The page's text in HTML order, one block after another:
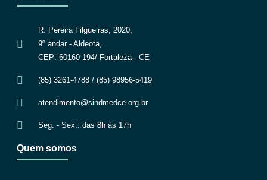
R. Pereira Filgueiras, 2020,
9º andar - Aldeota,
CEP: 60160-194/ Fortaleza - CE
(85) 3261-4788 / (85) 98956-5419
atendimento@sindmedce.org.br
Seg. - Sex.: das 8h às 17h
Quem somos